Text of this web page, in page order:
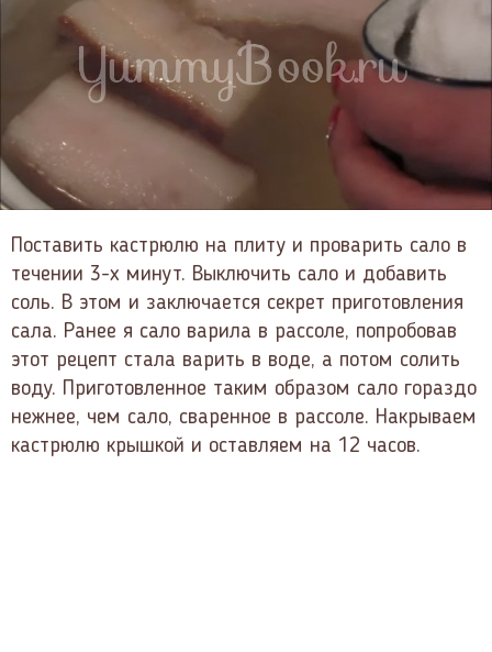
Поставить кастрюлю на плиту и проварить сало в
течении 3-х минут. Выключить сало и добавить
соль. В этом и заключается секрет приготовления
сала. Ранее я сало варила в рассоле, попробовав
этот рецепт стала варить в воде, а потом солить
воду. Приготовленное таким образом сало гораздо
нежнее, чем сало, сваренное в рассоле. Накрываем
кастрюлю крышкой и оставляем на 12 часов.